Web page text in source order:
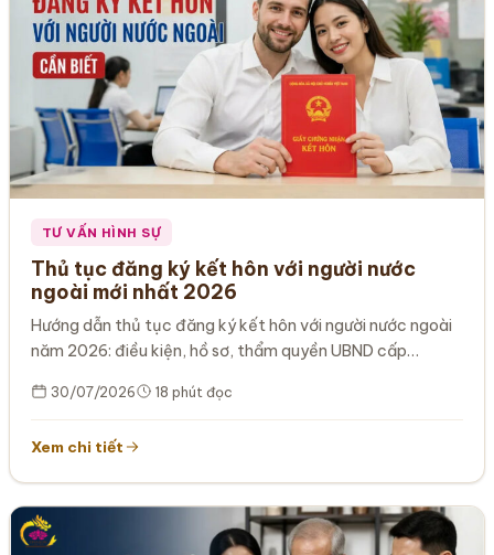
TƯ VẤN HÌNH SỰ
Thủ tục đăng ký kết hôn với người nước
ngoài mới nhất 2026
Hướng dẫn thủ tục đăng ký kết hôn với người nước ngoài
năm 2026: điều kiện, hồ sơ, thẩm quyền UBND cấp…
30/07/2026 18 phút đọc
Xem chi tiết